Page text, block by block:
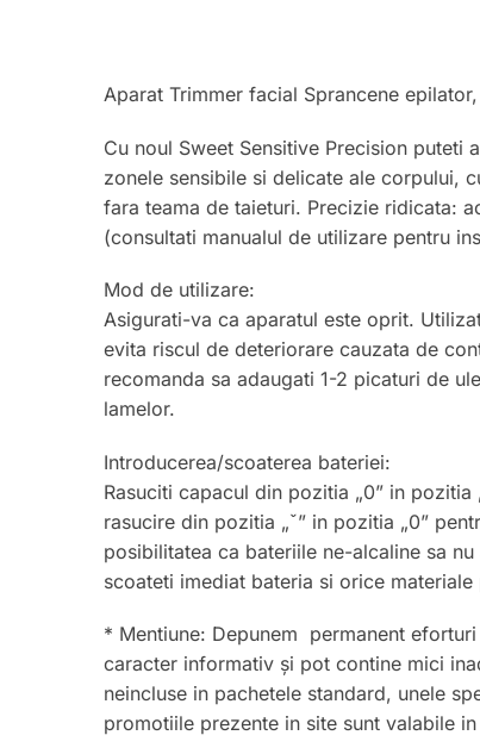
Aparat Trimmer facial Sprancene
Cu noul Sweet Sensitive Precision
zonele sensibile si delicate ale corpului,
fara teama de taieturi. Precizie ridicata:
(consultati manualul de utilizare pentru
Mod de utilizare:
Asigurati-va ca aparatul este oprit.
evita riscul de deteriorare cauzata de
recomanda sa adaugati 1-2 picaturi de
lamelor.
Introducerea/scoaterea bateriei:
Rasuciti capacul din pozitia „0” in
rasucire din pozitia „ˇ” in pozitia „0”
posibilitatea ca bateriile ne-alcaline sa
scoateti imediat bateria si orice
* Mentiune: Depunem permanent
caracter informativ și pot contine mici
neincluse in pachetele standard, unele
promotiile prezente in site sunt valabile